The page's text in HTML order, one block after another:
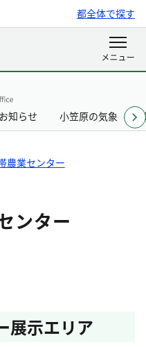
都全体で探す
知らせ 小笠原の気象
農業センター
ンター
展示エリア